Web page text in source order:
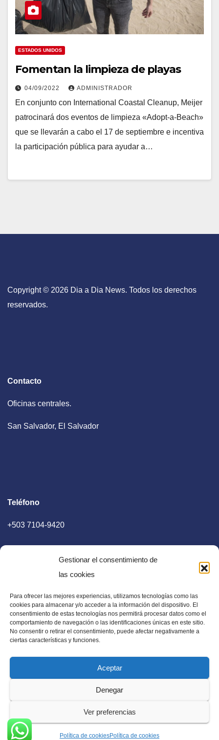
Gestionar el consentimiento de
las cookies
Para ofrecer las mejores experiencias, utilizamos tecnologías como las
cookies para almacenar y/o acceder a la información del dispositivo. El
consentimiento de estas tecnologías nos permitirá procesar datos como el
comportamiento de navegación o las identificaciones únicas en este sitio.
No consentir o retirar el consentimiento, puede afectar negativamente a
ciertas características y funciones.
Aceptar
Denegar
Ver preferencias
Política de cookiesPolítica de cookies
ESTADOS UNIDOS
Fomentan la limpieza de playas
04/09/2022 ADMINISTRADOR
En conjunto con International Coastal Cleanup, Meijer
patrocinará dos eventos de limpieza «Adopt-a-Beach»
que se llevarán a cabo el 17 de septiembre e incentiva
la participación pública para ayudar a…
Copyright © 2026 Dia a Dia News. Todos los derechos
reservados.
Contacto
Oficinas centrales.
San Salvador, El Salvador
Teléfono
+503 7104-9420
E-mail
diaadia.redaccion@gmail.com